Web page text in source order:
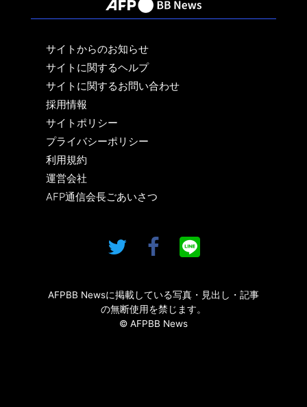
サイトからのお知らせ
サイトに関するヘルプ
サイトに関するお問い合わせ
採用情報
サイトポリシー
プライバシーポリシー
利用規約
運営会社
AFP通信会長ごあいさつ
AFPBB Newsに掲載している写真・見出し・記事
の無断使用を禁じます。
© AFPBB News